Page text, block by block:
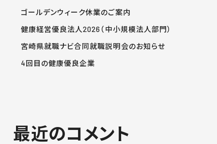
ゴールデンウィーク休業のご案内
健康経営優良法人2026（中小規模法人部門）
宮崎県就職ナビ合同就職説明会のお知らせ
4回目の健康優良企業
最近のコメント